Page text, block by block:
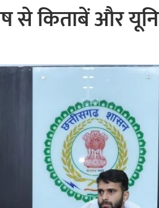
से किताबें और